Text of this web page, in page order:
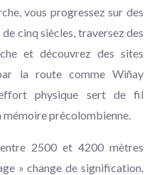
vous progressez sur des
cinq siècles, traversez des
et découvrez des sites
la route comme Wiñay
physique sert de fil
mémoire précolombienne.
2500 et 4200 mètres
» change de signification.